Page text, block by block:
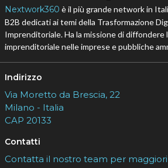
Nextwork360 è il più grande network in
B2B dedicati ai temi della Trasformazione
Imprenditoriale. Ha la missione di diffondere
imprenditoriale nelle imprese e pubbliche
Indirizzo
Via Moretto da Brescia, 22
Milano - Italia
CAP 20133
Contatti
Contatta il nostro team per